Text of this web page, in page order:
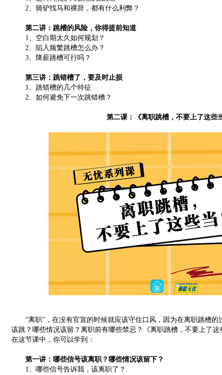
2、骑驴找马和裸辞，都有什么利弊？
第二讲：跳槽的风险，你得提前知道
1、空白期太久如何规划？
2、陷入频繁跳槽怎么办？
3、降薪跳槽可行吗？
第三讲：跳错槽了，要及时止损
1、跳错槽的几个特征
2、如何避免下一次跳错槽？
第二课：《离职跳槽，不要上了这些
“离职”，在没有官宣的时候就应该守住口风，因为在离职跳槽的
该跳？哪些情况该留？离职前有哪些禁忌？《离职跳槽，不要上了
在这节课中，你可以学到：
第一讲：哪些信号该离职？哪些情况该留下？
1、哪些信号告诉我，该离职了？